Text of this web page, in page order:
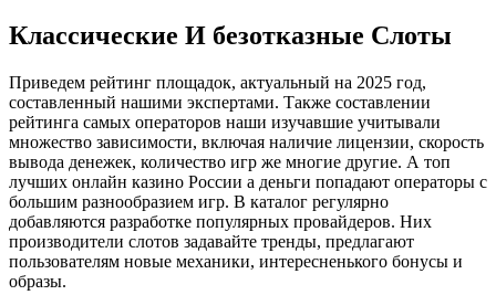
Классические И безотказные Слоты
Приведем рейтинг площадок, актуальный на 2025 год,
составленный нашими экспертами. Также составлении
рейтинга самых операторов наши изучавшие учитывали
множество зависимости, включая наличие лицензии, скорость
вывода денежек, количество игр же многие другие. А топ
лучших онлайн казино России а деньги попадают операторы с
большим разнообразием игр. В каталог регулярно
добавляются разработке популярных провайдеров. Них
производители слотов задавайте тренды, предлагают
пользователям новые механики, интересненького бонусы и
образы.